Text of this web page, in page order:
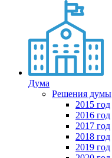
Дума
Решения думы
2015 год
2016 год
2017 год
2018 год
2019 год